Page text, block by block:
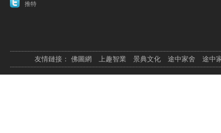
推特
友情鏈接： 佛圖網 上趣智業 景典文化 途中家舍 途中